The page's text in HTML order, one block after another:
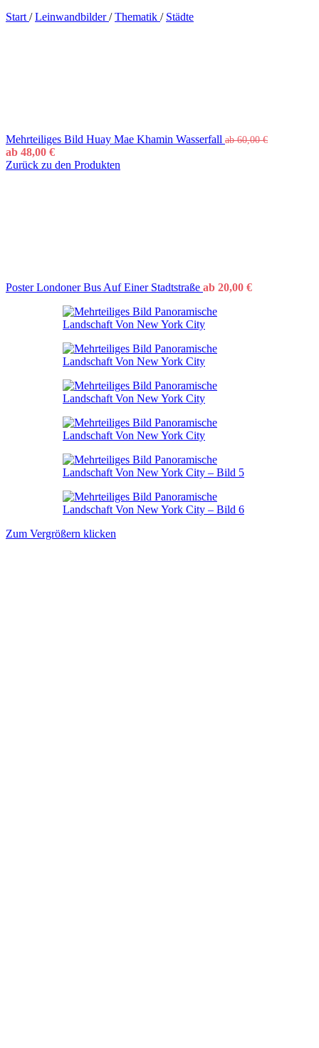
Start / Leinwandbilder/ Thematik / Städte
Mehrteiliges Bild Huay Mae Khamin Wasserfall ab60,00€
ab 48,00 €
Zurück zu den Produkten
Poster Londoner Bus Auf Einer Stadtstraße ab 20,00 €
Zum Vergrößern klicken